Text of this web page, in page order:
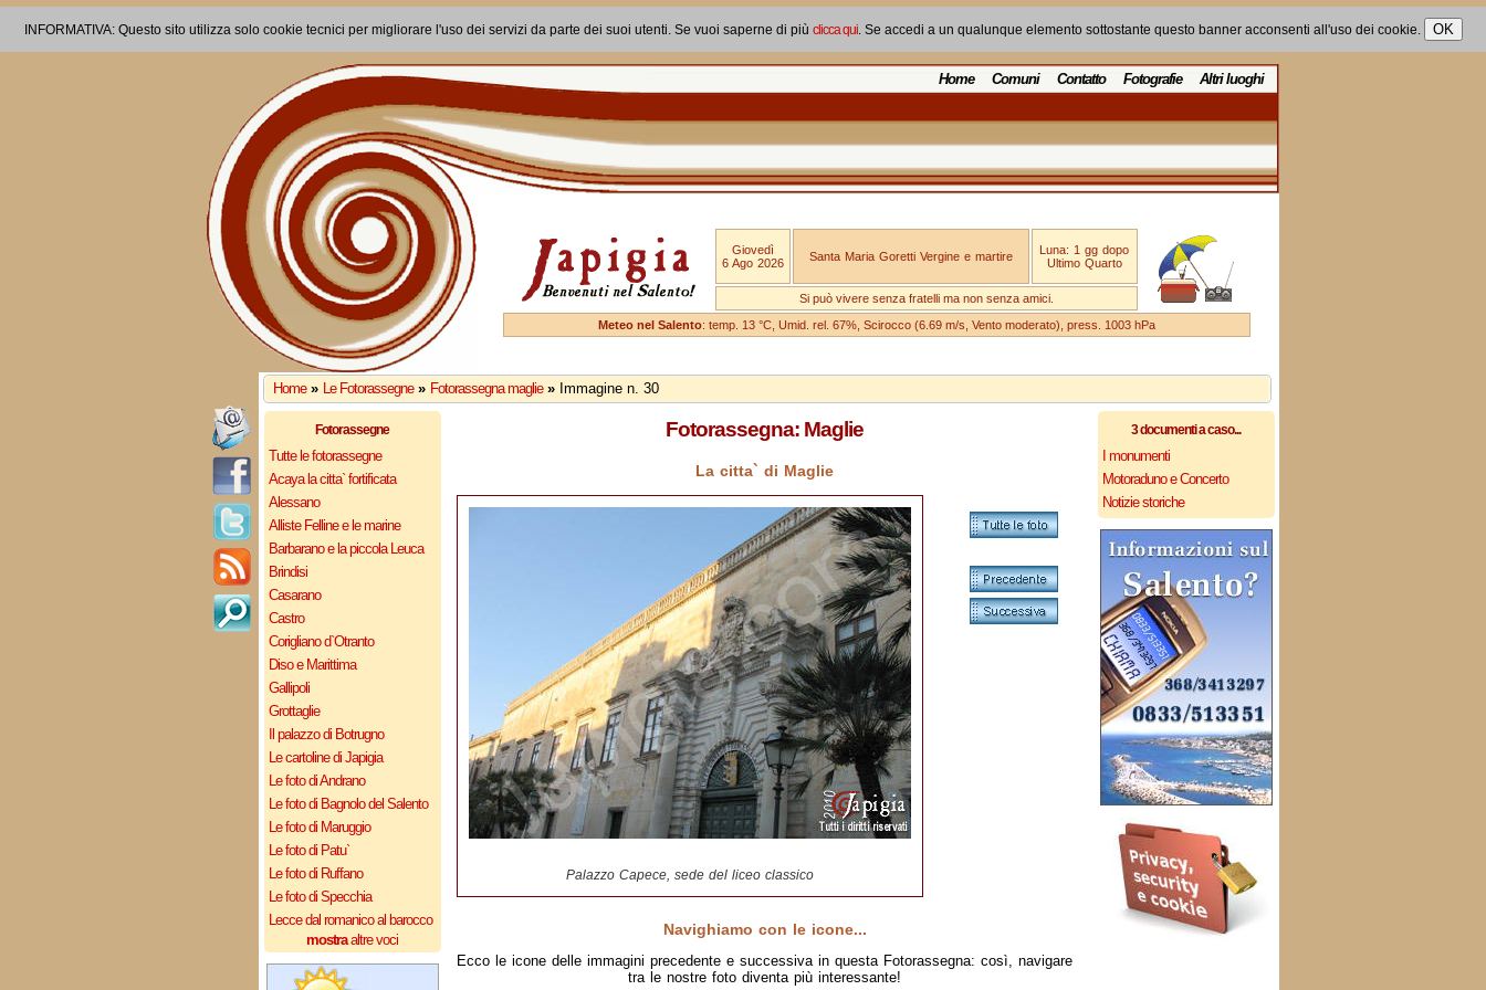
INFORMATIVA: Questo sito utilizza solo cookie tecnici per migliorare l'uso dei servizi da parte dei suoi utenti. Se vuoi saperne di più clicca qui. Se accedi a un qualunque elemento sottostante questo banner acconsenti all'uso dei cookie.
Home Comuni Contatto Fotografie Altri luoghi
Giovedì
6 Ago 2026
Santa Maria Goretti Vergine e martire
Luna: 1 gg dopo
Ultimo Quarto
Si può vivere senza fratelli ma non senza amici.
Meteo nel Salento: temp. 13 °C, Umid. rel. 67%, Scirocco (6.69 m/s, Vento moderato), press. 1003 hPa
Home » Le Fotorassegne » Fotorassegna maglie » Immagine n. 30
Fotorassegne
Tutte le fotorassegne
Acaya la citta` fortificata
Alessano
Alliste Felline e le marine
Barbarano e la piccola Leuca
Brindisi
Casarano
Castro
Corigliano d`Otranto
Diso e Marittima
Gallipoli
Grottaglie
Il palazzo di Botrugno
Le cartoline di Japigia
Le foto di Andrano
Le foto di Bagnolo del Salento
Le foto di Maruggio
Le foto di Patu`
Le foto di Ruffano
Le foto di Specchia
Lecce dal romanico al barocco
mostraaltre voci
Fotorassegna: Maglie
La citta` di Maglie
Palazzo Capece, sede del liceo classico
Navighiamo con le icone...
Ecco le icone delle immagini precedente e successiva in questa Fotorassegna: così, navigare
tra le nostre foto diventa più interessante!
3 documenti a caso...
I monumenti
Motoraduno e Concerto
Notizie storiche